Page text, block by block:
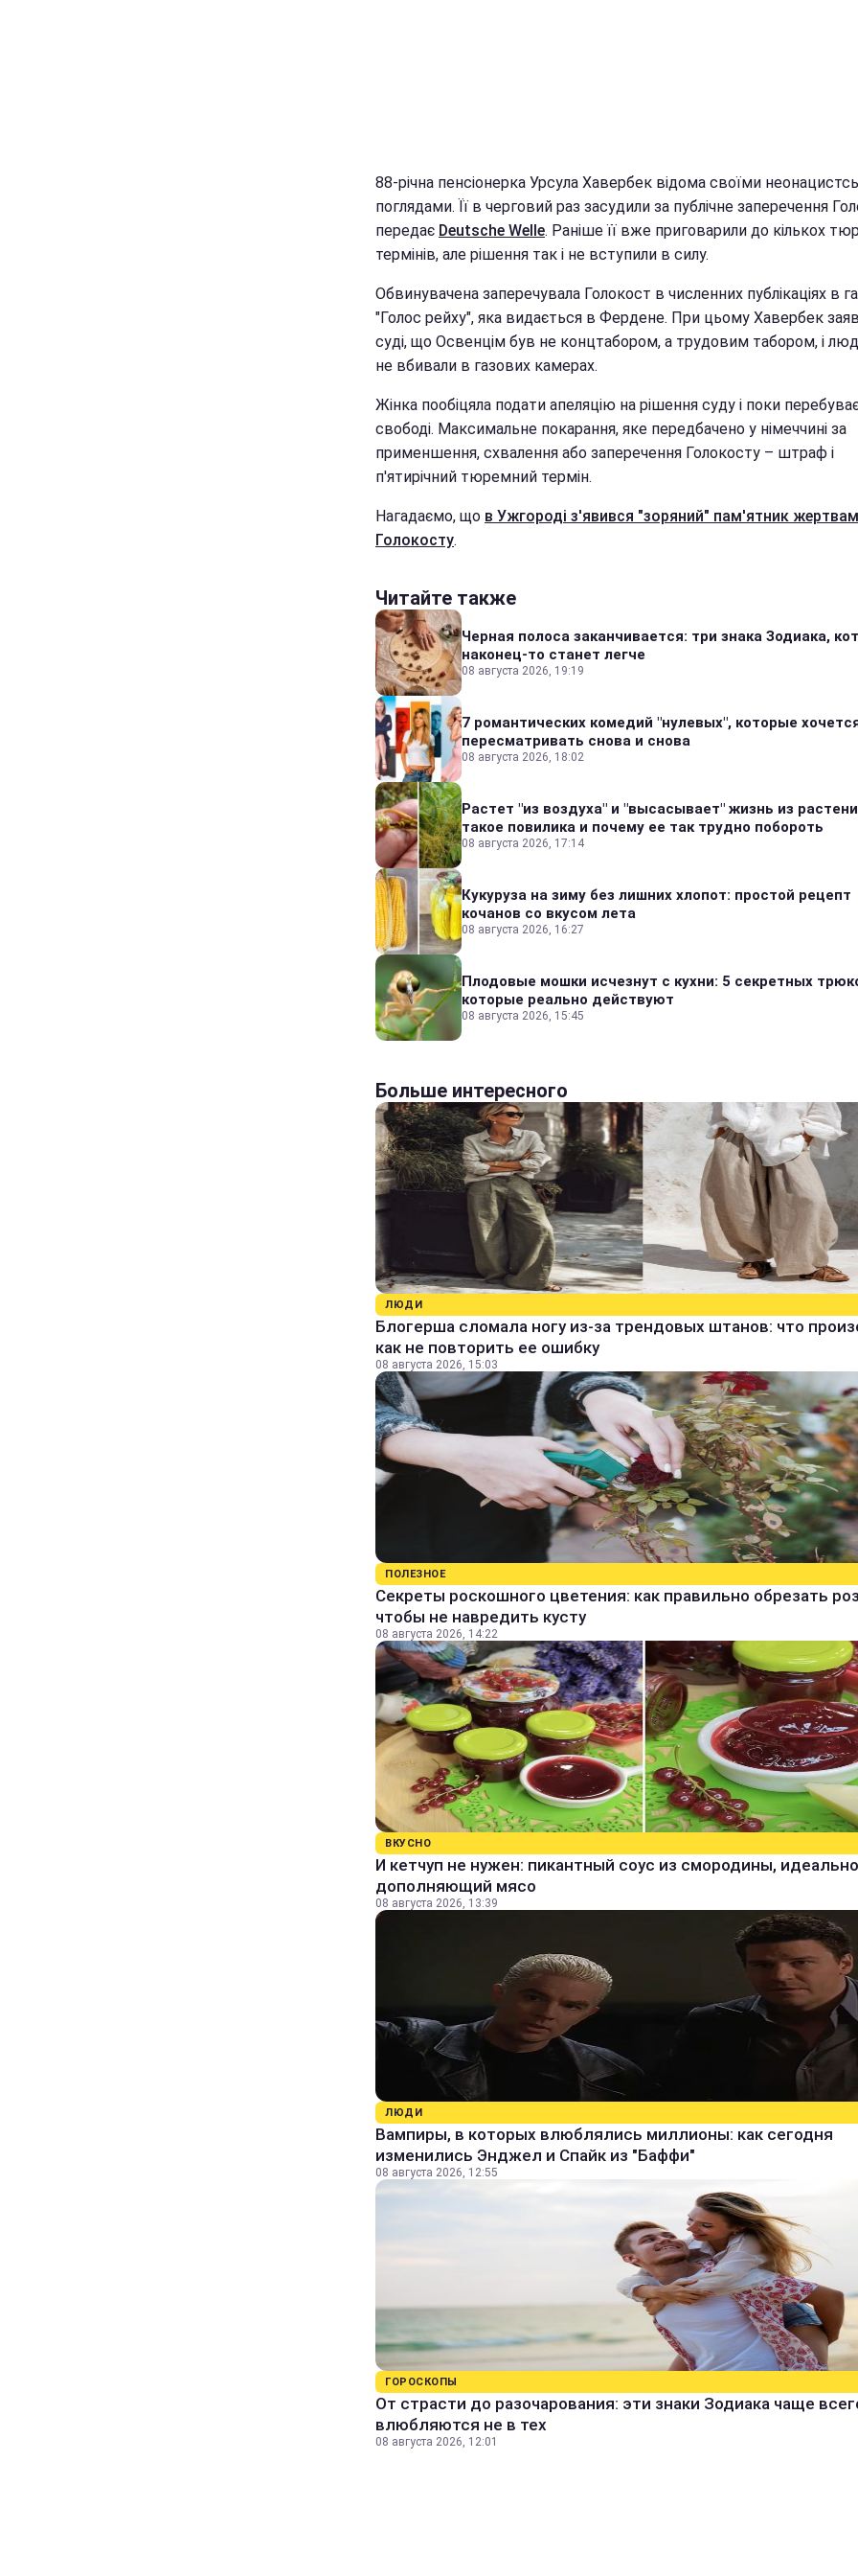
88-річна пенсіонерка Урсула Хавербек відома своїми
поглядами. Її в черговий раз засудили за публічне заперечення
передає Deutsche Welle. Раніше її вже приговарили до кількох
термінів, але рішення так і не вступили в силу.
Обвинувачена заперечувала Голокост в численних публікаціях в
"Голос рейху", яка видається в Фердене. При цьому Хавербек
суді, що Освенцім був не концтабором, а трудовим табором, і
не вбивали в газових камерах.
Жінка пообіцяла подати апеляцію на рішення суду і поки
свободі. Максимальне покарання, яке передбачено у німеччині за
применшення, схвалення або заперечення Голокосту – штраф і
п'ятирічний тюремний термін.
Нагадаємо, що в Ужгороді з'явився "зоряний" пам'ятник жертвам
Голокосту.
Читайте также
Черная полоса заканчивается: три знака Зодиака,
наконец-то станет легче
08 августа 2026, 19:19
7 романтических комедий "нулевых", которые
пересматривать снова и снова
08 августа 2026, 18:02
Растет "из воздуха" и "высасывает" жизнь из
такое повилика и почему ее так трудно побороть
08 августа 2026, 17:14
Кукуруза на зиму без лишних хлопот: простой рецепт
кочанов со вкусом лета
08 августа 2026, 16:27
Плодовые мошки исчезнут с кухни: 5 секретных
которые реально действуют
08 августа 2026, 15:45
Больше интересного
ЛЮДИ
Блогерша сломала ногу из-за трендовых штанов: что
как не повторить ее ошибку
08 августа 2026, 15:03
ПОЛЕЗНОЕ
Секреты роскошного цветения: как правильно обрезать
чтобы не навредить кусту
08 августа 2026, 14:22
ВКУСНО
И кетчуп не нужен: пикантный соус из смородины, идеально
дополняющий мясо
08 августа 2026, 13:39
ЛЮДИ
Вампиры, в которых влюблялись миллионы: как сегодня
изменились Энджел и Спайк из "Баффи"
08 августа 2026, 12:55
ГОРОСКОПЫ
От страсти до разочарования: эти знаки Зодиака чаще
влюбляются не в тех
08 августа 2026, 12:01